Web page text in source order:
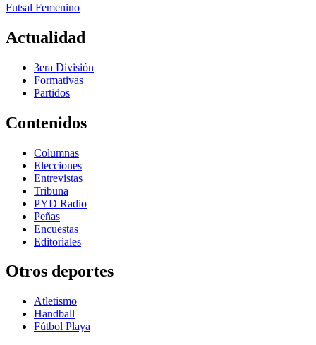
Futsal Femenino
Actualidad
3era División
Formativas
Partidos
Contenidos
Columnas
Elecciones
Entrevistas
Tribuna
PYD Radio
Peñas
Encuestas
Editoriales
Otros deportes
Atletismo
Handball
Fútbol Playa